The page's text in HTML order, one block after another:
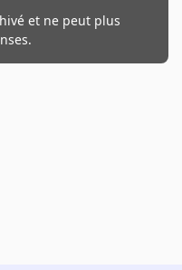
et ne peut plus